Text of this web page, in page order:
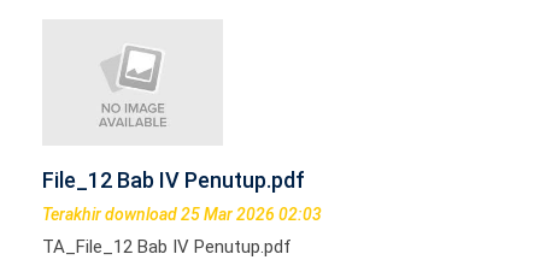
File_12 Bab IV Penutup.pdf
Terakhir download 25 Mar 2026 02:03
TA_File_12 Bab IV Penutup.pdf